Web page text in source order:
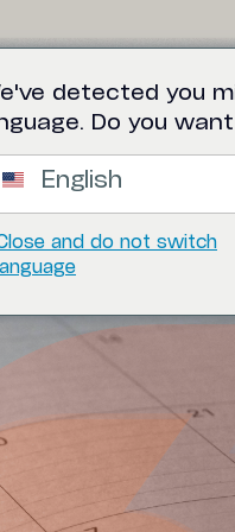
NUESTROS CLIENTES
detected you
Do you
English
and do not switch
language